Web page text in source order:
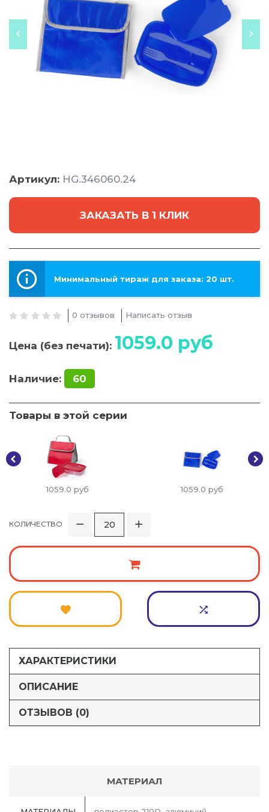
Артикул: HG.346060.24
ЗАКАЗАТЬ В 1 КЛИК
Минимальный тираж для заказа: 20 шт.
0 отзывов Написать отзыв
Цена (без печати): 1059.0 руб
Наличие: 60
Товары в этой серии
1059.0 руб 1059.0 руб
КОЛИЧЕСТВО
ХАРАКТЕРИСТИКИ
ОПИСАНИЕ
ОТЗЫВОВ (0)
МАТЕРИАЛ